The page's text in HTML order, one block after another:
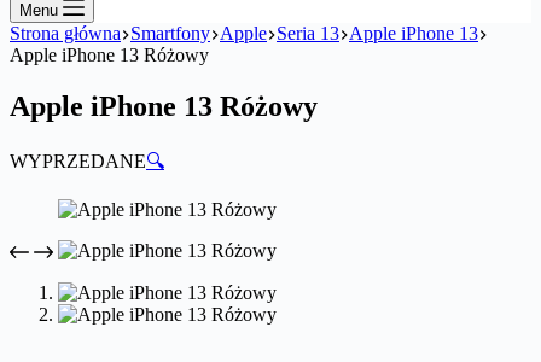
Menu
Strona główna Smartfony Apple Seria 13 Apple iPhone 13
Apple iPhone 13 Różowy
Apple iPhone 13 Różowy
WYPRZEDANE🔍